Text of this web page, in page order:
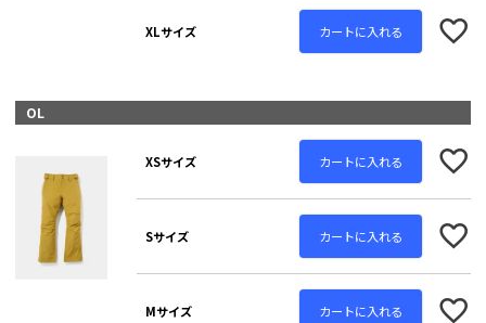
XLサイズ カートに入れる
OL
XSサイズ カートに入れる
Sサイズ カートに入れる
Mサイズ カートに入れる